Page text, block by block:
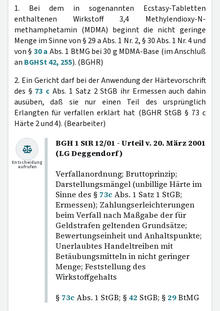
1. Bei dem in sogenannten Ecstasy-Tabletten
enthaltenen Wirkstoff 3,4 Methylendioxy-N-
methamphetamin (MDMA) beginnt die nicht geringe
Menge im Sinne von § 29 a Abs. 1 Nr. 2, § 30 Abs. 1 Nr. 4 und
von § 30 a Abs. 1 BtMG bei 30 g MDMA-Base (im Anschluß
an BGHSt 42, 255). (BGHR)
2. Ein Gericht darf bei der Anwendung der Härtevorschrift
des § 73 c Abs. 1 Satz 2 StGB ihr Ermessen auch dahin
ausüben, daß sie nur einen Teil des ursprünglich
Erlangten für verfallen erklärt hat (BGHR StGB § 73 c
Härte 2 und 4). (Bearbeiter)
BGH 1 StR 12/01 - Urteil v. 20. März 2001
(LG Deggendorf)
Verfallanordnung; Bruttoprinzip;
Darstellungsmängel (unbillige Härte im
Sinne des § 73cAbs. 1 Satz 1 StGB;
Ermessen); Zahlungserleichterungen
beim Verfall nach Maßgabe der für
Geldstrafen geltenden Grundsätze;
Bewertungseinheit und Anhaltspunkte;
Unerlaubtes Handeltreiben mit
Betäubungsmitteln in nicht geringer
Menge; Feststellung des
Wirkstoffgehalts
§ 73cAbs. 1 StGB; § 42 StGB; § 29BtMG
Entscheidung
aufrufen